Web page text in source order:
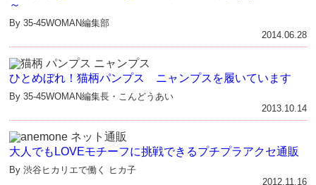
～
By 35-45WOMAN編集部
2014.06.28
ひとめぼれ！猫柄パンプス ニャンプスを履いています
By 35-45WOMAN編集長・こんどうあい
2013.10.14
大人でもLOVEモチーフに挑戦できるプチプラアクセ通販
By 渋谷ヒカリエで働く ヒカ子
2012.11.16